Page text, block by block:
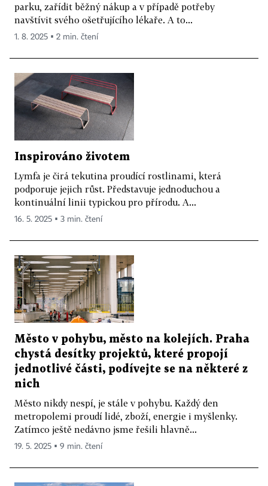
parku, zařídit běžný nákup a v případě potřeby
navštívit svého ošetřujícího lékaře. A to...
1. 8. 2025 ▪ 2 min. čtení
Inspirováno životem
Lymfa je čirá tekutina proudící rostlinami, která
podporuje jejich růst. Představuje jednoduchou a
kontinuální linii typickou pro přírodu. A...
16. 5. 2025 ▪ 3 min. čtení
Město v pohybu, město na kolejích. Praha
chystá desítky projektů, které propojí
jednotlivé části, podívejte se na některé z
nich
Město nikdy nespí, je stále v pohybu. Každý den
metropolemi proudí lidé, zboží, energie i myšlenky.
Zatímco ještě nedávno jsme řešili hlavně...
19. 5. 2025 ▪ 9 min. čtení